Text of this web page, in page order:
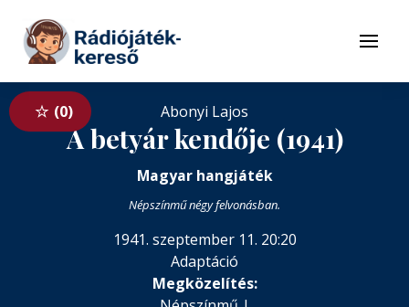
Tovább a tartalomhoz
Menü
0 Abonyi Lajos
A betyár kendője (1941)
Magyar hangjáték
Népszínmű négy felvonásban.
1941. szeptember 11. 20:20
Adaptáció
Megközelítés: